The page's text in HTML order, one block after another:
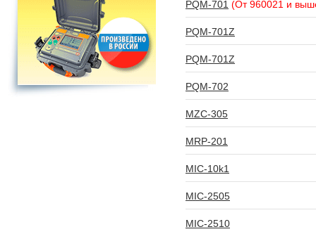
PQM-701 (От 960021 и
PQM-701Z
PQM-701Z
PQM-702
MZC-305
MRP-201
MIC-10k1
MIC-2505
MIC-2510